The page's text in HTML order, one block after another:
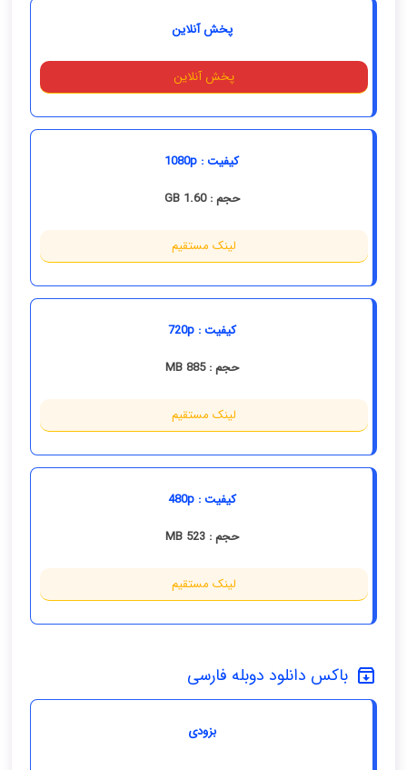
پخش آنلاین
پخش آنلاین
کیفیت : 1080p
حجم : 1.60 GB
لینک مستقیم
کیفیت : 720p
حجم : 885 MB
لینک مستقیم
کیفیت : 480p
حجم : 523 MB
لینک مستقیم
باکس دانلود دوبله فارسی
بزودی